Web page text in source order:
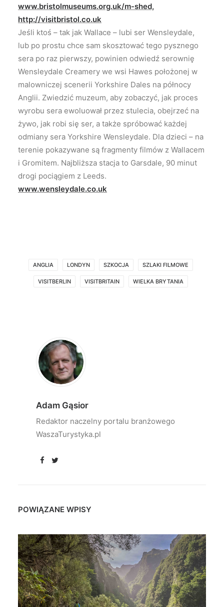
www.bristolmuseums.org.uk/m-shed,
http://visitbristol.co.uk
Jeśli ktoś – tak jak Wallace – lubi ser Wensleydale,
lub po prostu chce sam skosztować tego pysznego
sera po raz pierwszy, powinien odwiedź serownię
Wensleydale Creamery we wsi Hawes położonej w
malowniczej scenerii Yorkshire Dales na północy
Anglii. Zwiedzić muzeum, aby zobaczyć, jak proces
wyrobu sera ewoluował przez stulecia, obejrzeć na
żywo, jak robi się ser, a także spróbować każdej
odmiany sera Yorkshire Wensleydale. Dla dzieci – na
terenie pokazywane są fragmenty filmów z Wallacem
i Gromitem. Najbliższa stacja to Garsdale, 90 minut
drogi pociągiem z Leeds.
www.wensleydale.co.uk
ANGLIA LONDYN SZKOCJA SZLAKI FILMOWE
VISITBERLIN VISITBRITAIN WIELKA BRYTANIA
Adam Gąsior
Redaktor naczelny portalu branżowego
WaszaTurystyka.pl
POWIĄZANE WPISY